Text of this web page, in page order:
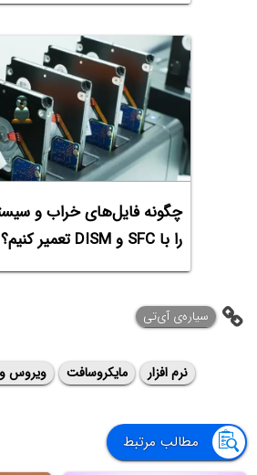
چگونه فایل‌های خراب و
را با SFC و DISM تعمیر کنیم؟
سیاره‌ی ‌آی‌تی
نرم افزار مایکروسافت ویروس و
مطالب مرتبط